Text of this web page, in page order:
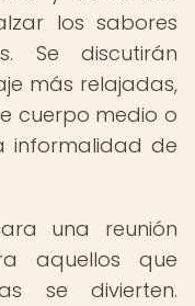
los sabores
Se discutirán
más relajadas,
cuerpo medio o
informalidad de
una reunión
aquellos que
se divierten.